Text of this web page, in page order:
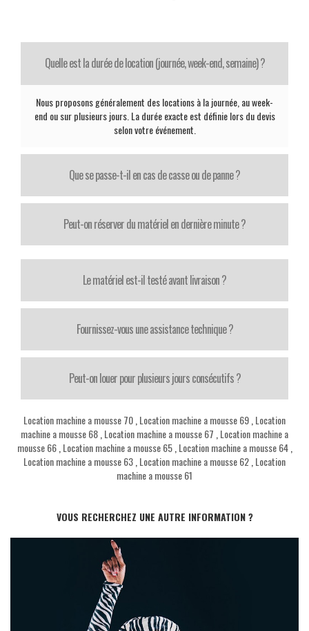
Quelle est la durée de location (journée, week-end, semaine) ?
Nous proposons généralement des locations à la journée, au week-
end ou sur plusieurs jours. La durée exacte est définie lors du devis
selon votre événement.
Que se passe-t-il en cas de casse ou de panne ?
Peut-on réserver du matériel en dernière minute ?
Le matériel est-il testé avant livraison ?
Fournissez-vous une assistance technique ?
Peut-on louer pour plusieurs jours consécutifs ?
Location machine a mousse 70 Location machine a mousse 69 Location
machine a mousse 68 Location machine a mousse 67 Location machine a
mousse 66, Location machine a mousse 65, Location machine a mousse 64,
Location machine a mousse 63 Location machine a mousse 62 Location
machine a mousse 61
VOUS RECHERCHEZ UNE AUTRE INFORMATION ?